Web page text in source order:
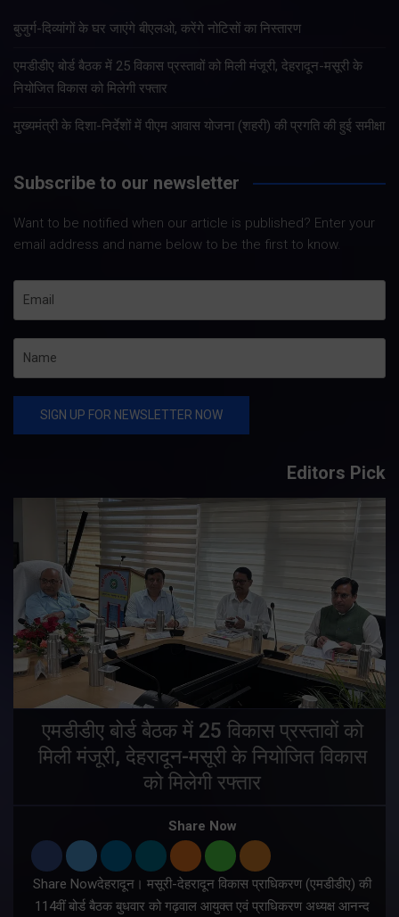
बुजुर्ग-दिव्यांगों के घर जाएंगे बीएलओ, करेंगे नोटिसों का निस्तारण
एमडीडीए बोर्ड बैठक में 25 विकास प्रस्तावों को मिली मंजूरी, देहरादून-मसूरी के
नियोजित विकास को मिलेगी रफ्तार
मुख्यमंत्री के दिशा-निर्देशों में पीएम आवास योजना (शहरी) की प्रगति की हुई समीक्षा
Subscribe to our newsletter
Want to be notified when our article is published? Enter your
email address and name below to be the first to know.
Editors Pick
एमडीडीए बोर्ड बैठक में 25 विकास प्रस्तावों को
मिली मंजूरी, देहरादून-मसूरी के नियोजित विकास
को मिलेगी रफ्तार
Share Now
Share Nowदेहरादून। मसूरी-देहरादून विकास प्राधिकरण (एमडीडीए) की
114वीं बोर्ड बैठक बुधवार को गढ़वाल आयुक्त एवं प्राधिकरण अध्यक्ष आनन्द